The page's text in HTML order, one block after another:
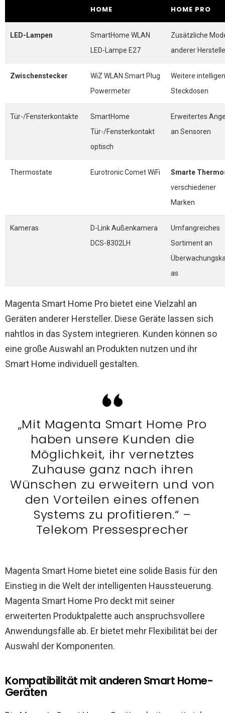
HOME
HOME PRO
LED-Lampen
SmartHome WLAN
LED-Lampe E27
Zusätzliche
anderer
Zwischenstecker
WiZ WLAN Smart Plug
Powermeter
Weitere
Steckdosen
Tür-/Fensterkontakte
SmartHome
Tür-/Fensterkontakt
optisch
Erweitertes
an Sensoren
Thermostate Eurotronic Comet WiFi
Smarte
verschiedener
Marken
Kameras
D-Link Außenkamera
DCS-8302LH
Umfangreiches
Sortiment an
as
Magenta Smart Home Pro bietet eine Vielzahl an
Geräten anderer Hersteller. Diese Geräte lassen sich
nahtlos in das System integrieren. Kunden können so
eine große Auswahl an Produkten nutzen und ihr
Smart Home individuell gestalten.
„Mit Magenta Smart Home Pro
haben unsere Kunden die
Möglichkeit, ihr vernetztes
Zuhause ganz nach ihren
Wünschen zu erweitern und von
den Vorteilen eines offenen
Systems zu profitieren.“ –
Telekom Pressesprecher
Magenta Smart Home bietet eine solide Basis für den
Einstieg in die Welt der intelligenten Haussteuerung.
Magenta Smart Home Pro deckt mit seiner
erweiterten Produktpalette auch anspruchsvollere
Anwendungsfälle ab. Er bietet mehr Flexibilität bei der
Auswahl der Komponenten.
Kompatibilität mit anderen Smart Home-
Geräten